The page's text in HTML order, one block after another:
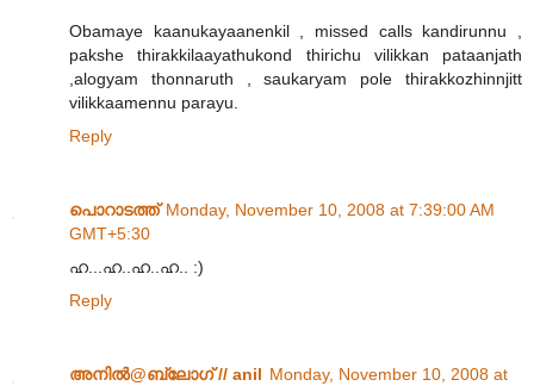
Obamaye kaanukayaanenkil , missed calls kandirunnu ,
pakshe thirakkilaayathukond thirichu vilikkan pataanjath
,alogyam thonnaruth , saukaryam pole thirakkozhinnjitt
vilikkaamennu parayu.
Reply
പൊറാടത്ത് Monday, November 10, 2008 at 7:39:00 AM
GMT+5:30
ഹ...ഹ..ഹ..ഹ.. :)
Reply
അനില്‍@ബ്ലോഗ് // anil Monday, November 10, 2008 at